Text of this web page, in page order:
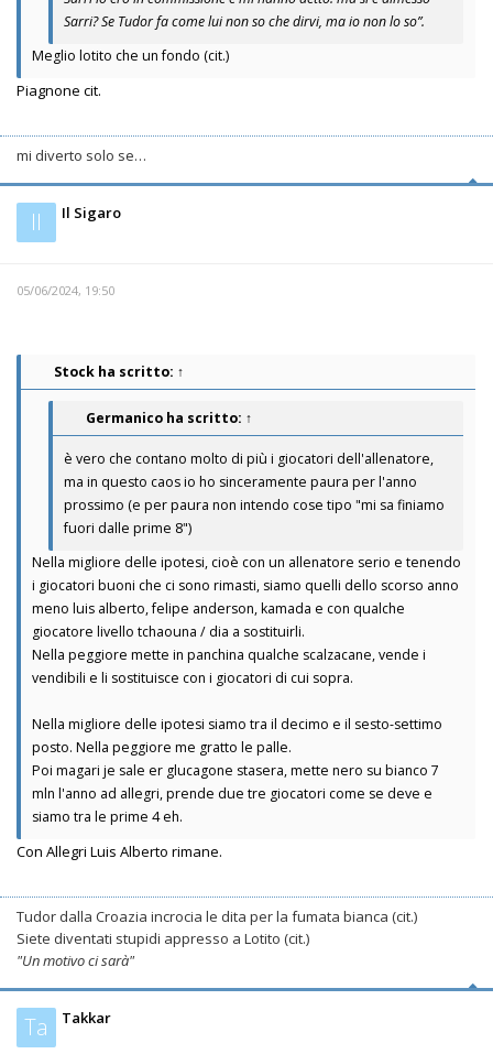
Sarri? Se Tudor fa come lui non so che dirvi, ma io non lo so”.
Meglio lotito che un fondo (cit.)
Piagnone cit.
mi diverto solo se…
Il Il Sigaro
05/06/2024, 19:50
Stock ha scritto: ↑
Germanico ha scritto: ↑
è vero che contano molto di più i giocatori dell'allenatore,
ma in questo caos io ho sinceramente paura per l'anno
prossimo (e per paura non intendo cose tipo "mi sa finiamo
fuori dalle prime 8")
Nella migliore delle ipotesi, cioè con un allenatore serio e tenendo
i giocatori buoni che ci sono rimasti, siamo quelli dello scorso anno
meno luis alberto, felipe anderson, kamada e con qualche
giocatore livello tchaouna / dia a sostituirli.
Nella peggiore mette in panchina qualche scalzacane, vende i
vendibili e li sostituisce con i giocatori di cui sopra.
Nella migliore delle ipotesi siamo tra il decimo e il sesto-settimo
posto. Nella peggiore me gratto le palle.
Poi magari je sale er glucagone stasera, mette nero su bianco 7
mln l'anno ad allegri, prende due tre giocatori come se deve e
siamo tra le prime 4 eh.
Con Allegri Luis Alberto rimane.
Tudor dalla Croazia incrocia le dita per la fumata bianca (cit.)
Siete diventati stupidi appresso a Lotito (cit.)
"Un motivo ci sarà"
Ta Takkar